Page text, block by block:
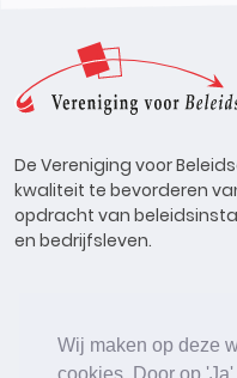
Wij maken op deze
De Vereniging voor
kwaliteit te bevorderen
opdracht van
en bedrijfsleven.